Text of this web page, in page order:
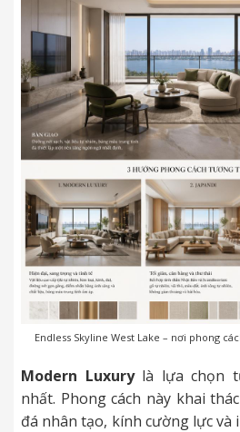
Endless Skyline West Lake – nơi phong
Modern Luxurylà lựa chọn
nhất. Phong cách này khai
đá nhân tạo, kính cường lực và